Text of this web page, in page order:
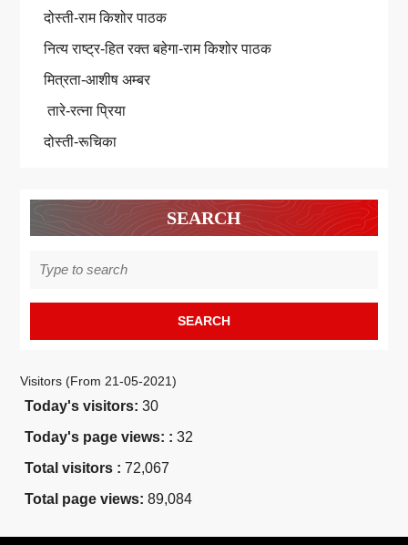
दोस्ती-राम किशोर पाठक
नित्य राष्ट्र-हित रक्त बहेगा-राम किशोर पाठक
मित्रता-आशीष अम्बर
तारे-रत्ना प्रिया
दोस्ती-रूचिका
SEARCH
for:
Visitors (From 21-05-2021)
Today's visitors: 30
Today's page views: : 32
Total visitors : 72,067
Total page views: 89,084